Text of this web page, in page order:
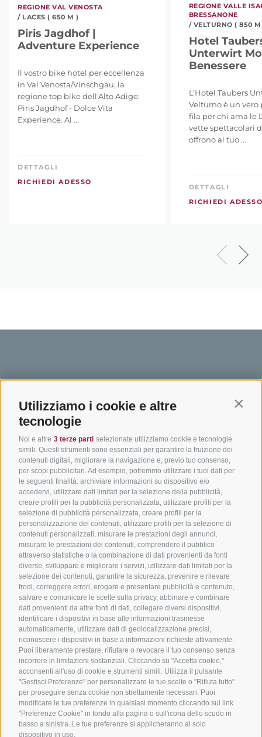
Utilizziamo i cookie e altre
tecnologie
Noi e altre 3 terze parti selezionate utilizziamo cookie e tecnologie
simili. Questi strumenti sono essenziali per garantire la fruizione dei
contenuti digitali, migliorare la navigazione e, previo tuo consenso,
per scopi pubblicitari. Ad esempio, potremmo utilizzare i tuoi dati per
le seguenti finalità: archiviare informazioni su dispositivo e/o
accedervi, utilizzare dati limitati per la selezione della pubblicità,
creare profili per la pubblicità personalizzata, utilizzare profili per la
selezione di pubblicità personalizzata, creare profili per la
personalizzazione dei contenuti, utilizzare profili per la selezione di
contenuti personalizzati, misurare le prestazioni degli annunci,
misurare le prestazioni dei contenuti, comprendere il pubblico
attraverso statistiche o la combinazione di dati provenienti da fonti
diverse, sviluppare e migliorare i servizi, utilizzare dati limitati per la
selezione dei contenuti, garantire la sicurezza, prevenire e rilevare
frodi, correggere errori, erogare e presentare pubblicità e contenuto,
salvare e comunicare le scelte sulla privacy, abbinare e combinare
dati provenienti da altre fonti di dati, collegare diversi dispositivi,
identificare i dispositivi in base alle informazioni trasmesse
automaticamente, utilizzare dati di geolocalizzazione precisi,
riconoscere i dispositivi in base a informazioni richieste attivamente.
Puoi liberamente prestare, rifiutare o revocare il tuo consenso senza
incorrere in limitazioni sostanziali. Cliccando su "Accetta cookie,"
acconsenti all'uso di cookie e strumenti simili. Utilizza il pulsante
"Gestisci Preferenze" per personalizzare le tue scelte o "Rifiuta tutto"
per proseguire senza cookie non strettamente necessari. Puoi
modificare le tue preferenze in qualsiasi momento cliccando sul link
"Preferenze Cookie" in fondo alla pagina o sull'icona dello scudo in
basso a sinistra. Le tue preferenze si applicheranno al solo
dispositivo in uso.
REGIONE VAL VENOSTA
/ LACES ( 650 M )
Piris Jagdhof |
Adventure Experience
Il vostro bike hotel per eccellenza
in Val Venosta/Vinschgau, la
regione top bike dell'Alto Adige:
Piris Jagdhof - Dolce Vita
Experience. Al ...
DETTAGLI
RICHIEDI ADESSO
REGIONE VALLE
BRESSANONE
/ VELTURNO ( 850
Hotel
Unterwirt
Benessere
L’Hotel Taubers
Velturno è un vero
fila per chi ama le
vette spettacolari
offrono al tuo ...
DETTAGLI
RICHIEDI
SÜDTIROL
Hotel & pacchetti
Pacchetti vacanze
Buoni vacanza
Hot Deals
Bike & Work
ADIGE
Adige
In bici da corsa in Alto
Adige
Ciclabili in Alto Adige
Scuole bike
Tutti i tour
Come
Meteo
Catalogo
info@bikehotels.it
ISCRIVITI ALLA NOSTRA NEWSLETTER
ISCRIVITI ADESSO